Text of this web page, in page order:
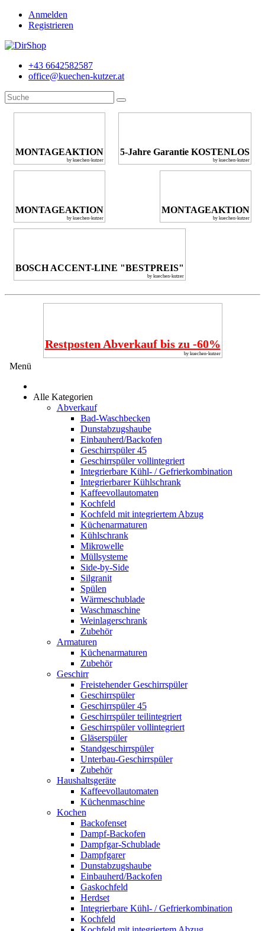
Anmelden
Registrieren
+43 6642582587
office@kuechen-kutzer.at
MONTAGEAKTION
by kuechen-kutzer
5-Jahre Garantie KOSTENLOS
by kuechen-kutzer
MONTAGEAKTION
by kuechen-kutzer
MONTAGEAKTION
by kuechen-kutzer
BOSCH ACCENT-LINE "BESTPREIS"
by kuechen-kutzer
Restposten Abverkauf bis zu -60%
by kuechen-kutzer
Menü
Alle Kategorien
Abverkauf
Bad-Waschbecken
Dunstabzugshaube
Einbauherd/Backofen
Geschirrspüler 45
Geschirrspüler vollintegriert
Integrierbare Kühl- / Gefrierkombination
Integrierbarer Kühlschrank
Kaffeevollautomaten
Kochfeld
Kochfeld mit integriertem Abzug
Küchenarmaturen
Kühlschrank
Mikrowelle
Müllsysteme
Side-by-Side
Silgranit
Spülen
Wärmeschublade
Waschmaschine
Weinlagerschrank
Zubehör
Armaturen
Küchenarmaturen
Zubehör
Geschirr
Freistehender Geschirrspüler
Geschirrspüler
Geschirrspüler 45
Geschirrspüler teilintegriert
Geschirrspüler vollintegriert
Gläserspüler
Standgeschirrspüler
Unterbau-Geschirrspüler
Zubehör
Haushaltsgeräte
Kaffeevollautomaten
Küchenmaschine
Kochen
Backofenset
Dampf-Backofen
Dampfgar-Schublade
Dampfgarer
Dunstabzugshaube
Einbauherd/Backofen
Gaskochfeld
Herdset
Integrierbare Kühl- / Gefrierkombination
Kochfeld